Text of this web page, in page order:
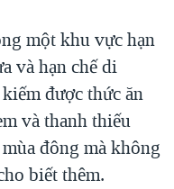
một khu vực hạn
và hạn chế di
được thức ăn
và thanh thiếu
đông mà không
biết thêm.